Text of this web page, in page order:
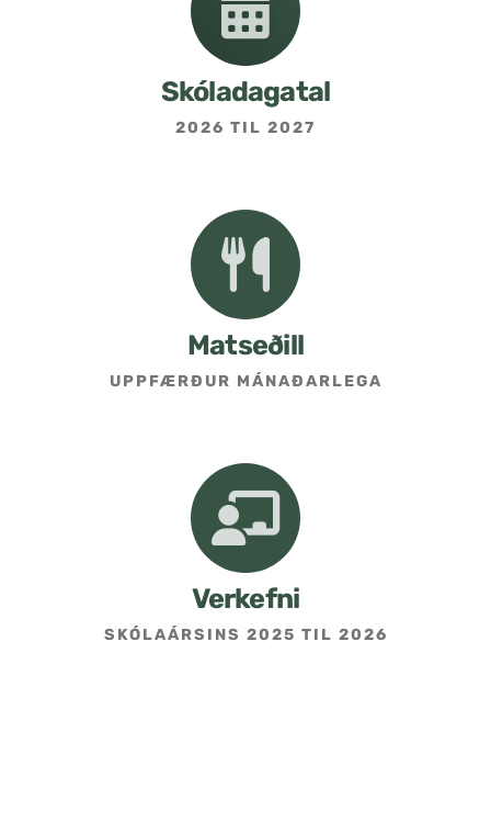
Skóladagatal
2026 TIL 2027
Matseðill
UPPFÆRÐUR MÁNAÐARLEGA
Verkefni
SKÓLAÁRSINS 2025 TIL 2026